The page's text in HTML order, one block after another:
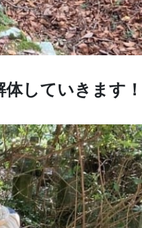
体していきます！